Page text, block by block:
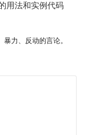
用法和实例代码
力、反动的言论。